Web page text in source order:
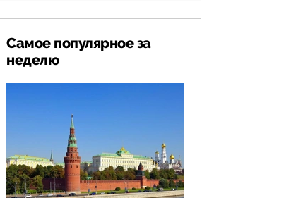
Самое популярное за
неделю